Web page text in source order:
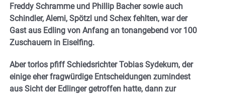
Freddy Schramme und Phillip Bacher sowie auch
Schindler, Alemi, Spötzl und Schex fehlten, war der
Gast aus Edling von Anfang an tonangebend vor 100
Zuschauern in Eiselfing.
Aber torlos pfiff Schiedsrichter Tobias Sydekum, der
einige eher fragwürdige Entscheidungen zumindest
aus Sicht der Edlinger getroffen hatte, dann zur